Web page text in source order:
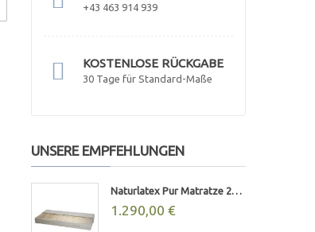
+43 463 914 939
KOSTENLOSE RÜCKGABE
30 Tage für Standard-Maße
UNSERE EMPFEHLUNGEN
Naturlatex Pur Matratze 20cm
1.290,00 €